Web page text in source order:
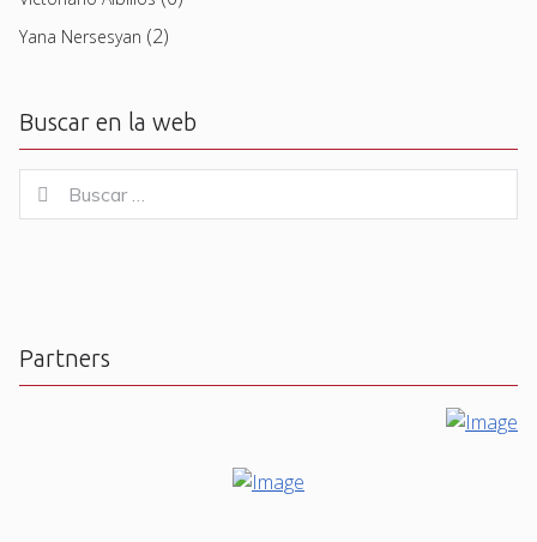
Yana Nersesyan (2)
Buscar en la web
for:
Buscar
Partners